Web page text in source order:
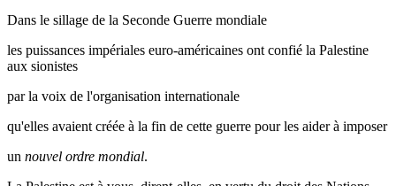
Dans le sillage de la Seconde Guerre mondiale
les puissances impériales euro-américaines ont confié la Palestine
aux sionistes
par la voix de l'organisation internationale
qu'elles avaient créée à la fin de cette guerre pour les aider à imposer
un nouvel ordre mondial.